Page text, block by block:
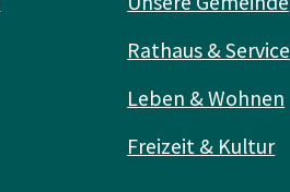
Rathaus & Service
Leben & Wohnen
Freizeit & Kultur